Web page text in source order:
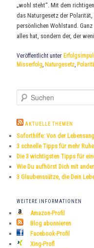
„wohl steht“. Mit dem
das Naturgesetz der Polarität,
persönlichen Wohlstand.
alles hat, sondern der, der
Veröffentlicht unter
Misserfolg Naturgesetz
u
h
AKTUELLE THEMEN
Soforthilfe: Von der
3 schnelle Tipps für mehr
Die 3 wichtigsten Tipps für
Wie Du aufhörst Dich mit
3 Glaubenssätze, die Dein
WEITERE INFORMATIONEN
Amazon-Profil
Blog abonnieren
Facebook-Profil
Xing-Profl